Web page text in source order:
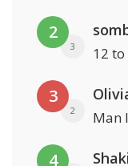
2
3 12 to
3
2 Man
4